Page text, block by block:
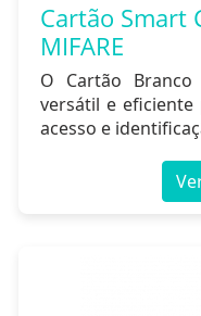
Cartão Smart
MIFARE
O Cartão
versátil e
acesso e